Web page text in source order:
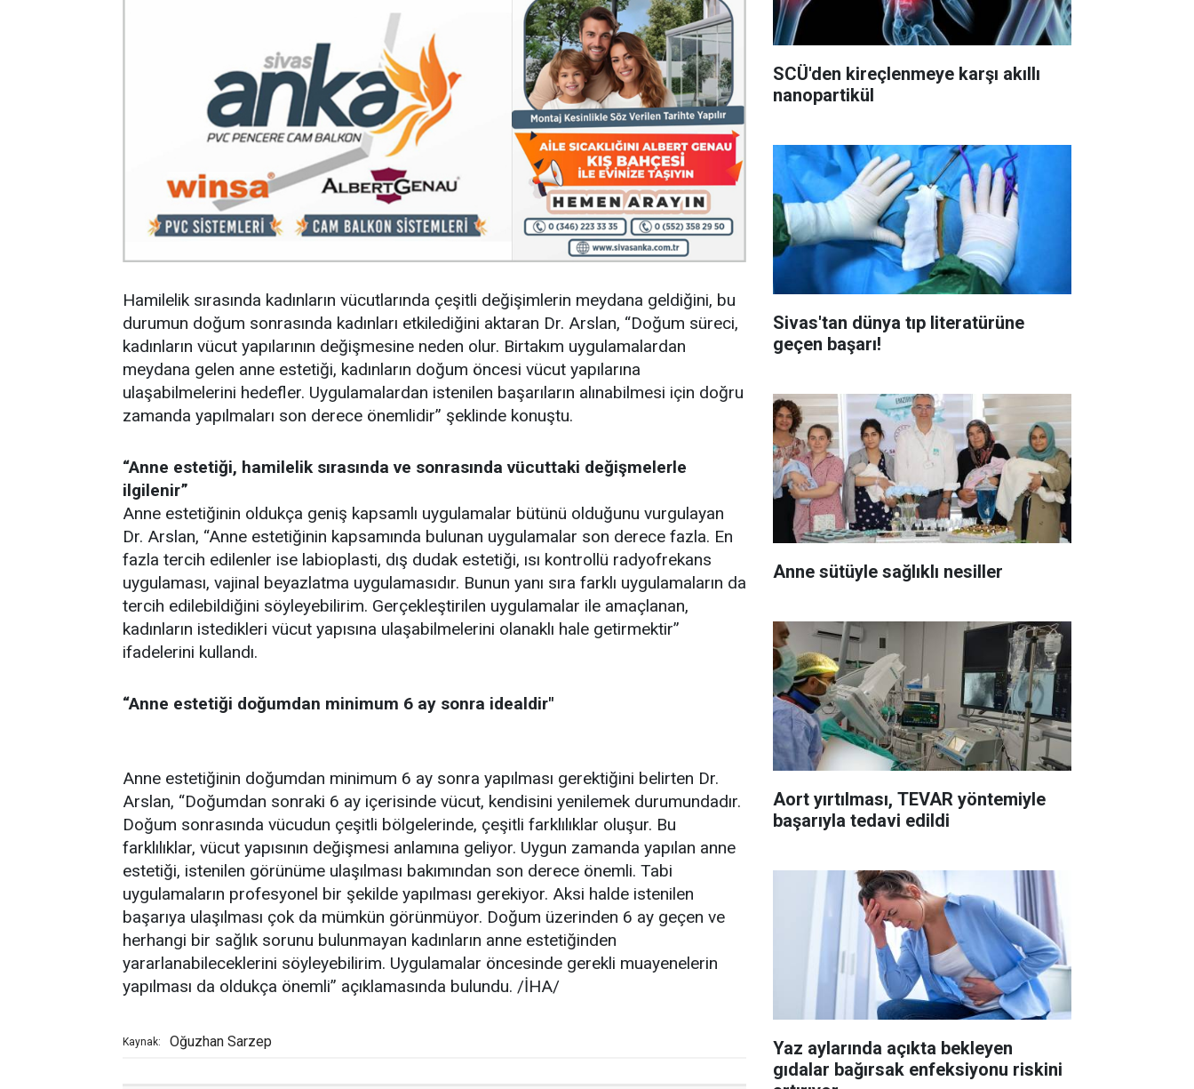
Hamilelik sırasında kadınların vücutlarında çeşitli değişimlerin meydana geldiğini, bu
durumun doğum sonrasında kadınları etkilediğini aktaran Dr. Arslan, “Doğum süreci,
kadınların vücut yapılarının değişmesine neden olur. Birtakım uygulamalardan
meydana gelen anne estetiği, kadınların doğum öncesi vücut yapılarına
ulaşabilmelerini hedefler. Uygulamalardan istenilen başarıların alınabilmesi için doğru
zamanda yapılmaları son derece önemlidir” şeklinde konuştu.
“Anne estetiği, hamilelik sırasında ve sonrasında vücuttaki değişmelerle
ilgilenir”
Anne estetiğinin oldukça geniş kapsamlı uygulamalar bütünü olduğunu vurgulayan
Dr. Arslan, “Anne estetiğinin kapsamında bulunan uygulamalar son derece fazla. En
fazla tercih edilenler ise labioplasti, dış dudak estetiği, ısı kontrollü radyofrekans
uygulaması, vajinal beyazlatma uygulamasıdır. Bunun yanı sıra farklı uygulamaların da
tercih edilebildiğini söyleyebilirim. Gerçekleştirilen uygulamalar ile amaçlanan,
kadınların istedikleri vücut yapısına ulaşabilmelerini olanaklı hale getirmektir”
ifadelerini kullandı.
“Anne estetiği doğumdan minimum 6 ay sonra idealdir"
Anne estetiğinin doğumdan minimum 6 ay sonra yapılması gerektiğini belirten Dr.
Arslan, “Doğumdan sonraki 6 ay içerisinde vücut, kendisini yenilemek durumundadır.
Doğum sonrasında vücudun çeşitli bölgelerinde, çeşitli farklılıklar oluşur. Bu
farklılıklar, vücut yapısının değişmesi anlamına geliyor. Uygun zamanda yapılan anne
estetiği, istenilen görünüme ulaşılması bakımından son derece önemli. Tabi
uygulamaların profesyonel bir şekilde yapılması gerekiyor. Aksi halde istenilen
başarıya ulaşılması çok da mümkün görünmüyor. Doğum üzerinden 6 ay geçen ve
herhangi bir sağlık sorunu bulunmayan kadınların anne estetiğinden
yararlanabileceklerini söyleyebilirim. Uygulamalar öncesinde gerekli muayenelerin
yapılması da oldukça önemli” açıklamasında bulundu. /İHA/
Kaynak: Oğuzhan Sarzep
SCÜ'den kireçlenmeye karşı akıllı
nanopartikül
Sivas'tan dünya tıp literatürüne
geçen başarı!
Anne sütüyle sağlıklı nesiller
Aort yırtılması, TEVAR yöntemiyle
başarıyla tedavi edildi
Yaz aylarında açıkta bekleyen
gıdalar bağırsak enfeksiyonu riskini